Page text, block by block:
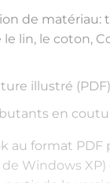
de matériau:
lin, le coton,
illustré (PDF)
en
au format PDF
Windows XP)